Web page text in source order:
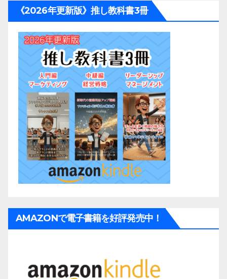
《2026年更新版》推し教科書3冊
AMAZONで電子書籍を好評発売中！